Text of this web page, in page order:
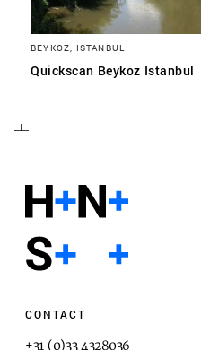
BEYKOZ, ISTANBUL
Quickscan Beykoz Istanbul
CONTACT
+31 (0)33 4328036